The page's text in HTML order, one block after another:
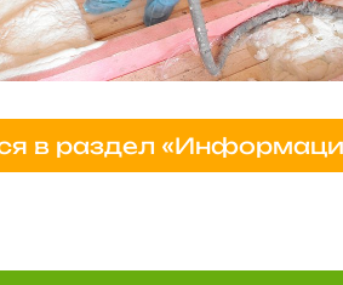
в раздел